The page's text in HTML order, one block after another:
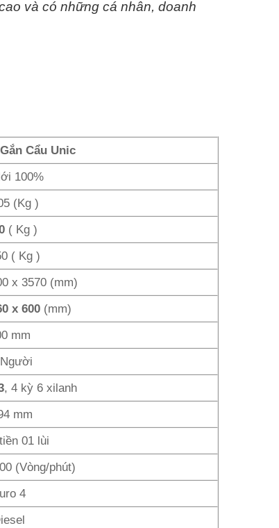
và có những cá nhân, doanh
Cẩu Unic
100%
(Kg )
( Kg )
( Kg )
x 3570 (mm)
x 600 (mm)
mm
, 4 kỳ 6 xilanh
mm
01 lùi
(Vòng/phút)
4